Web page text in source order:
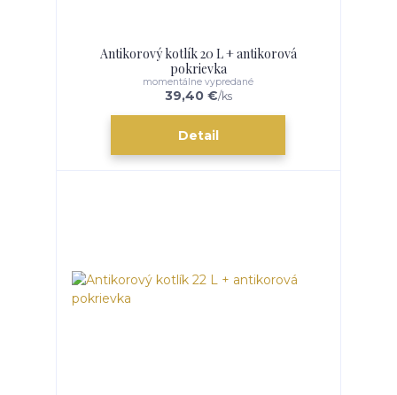
Antikorový kotlík 20 L + antikorová
pokrievka
39,40 €/ks
momentálne vypredané
Detail